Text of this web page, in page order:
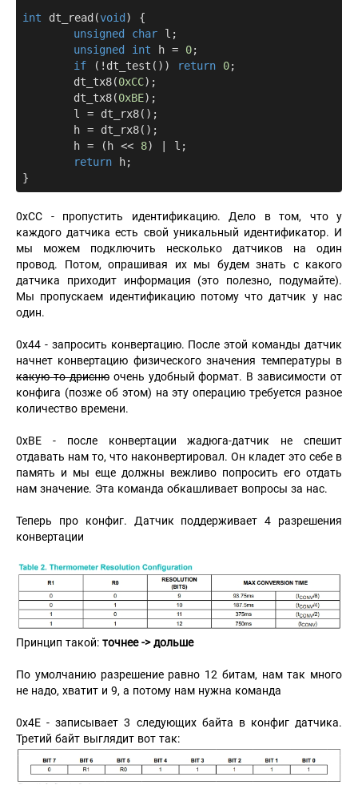
int dt_read (void )
{
unsigned
char l;
unsigned
int h = 0;
if (!dt_test()) return 0;
	dt_tx8(
0xCC);
	dt_tx8(
0xBE);
	h = (h <<
8) | l;
return h;
0xCC - пропустить идентификацию. Дело в том, что у
каждого датчика есть свой уникальный идентификатор. И
мы можем подключить несколько датчиков на один
провод. Потом, опрашивая их мы будем знать с какого
датчика приходит информация (это полезно, подумайте).
Мы пропускаем идентификацию потому что датчик у нас
один.
0x44 - запросить конвертацию. После этой команды датчик
начнет конвертацию физического значения температуры в
какую то дриснюочень удобный формат. В зависимости от
конфига (позже об этом) на эту операцию требуется разное
количество времени.
0xBE - после конвертации жадюга-датчик не спешит
отдавать нам то, что наконвертировал. Он кладет это себе в
память и мы еще должны вежливо попросить его отдать
нам значение. Эта команда обкашливает вопросы за нас.
Теперь про конфиг. Датчик поддерживает 4 разрешения
конвертации
Принцип такой: точнее -> дольше
По умолчанию разрешение равно 12 битам, нам так много
не надо, хватит и 9, а потому нам нужна команда
0x4E - записывает 3 следующих байта в конфиг датчика.
Третий байт выглядит вот так: